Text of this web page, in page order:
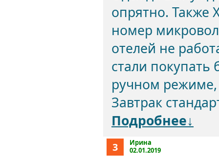
опрятно. Также
номер
отелей не
стали покупать
ручном режиме,
Завтрак
Подробнее↓
3
Ирина
02.01.2019